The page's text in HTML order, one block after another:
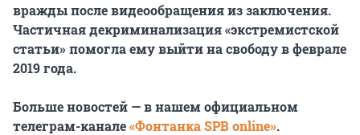
вражды после видеообращения из заключения.
Частичная декриминализация «экстремистской
статьи»помоглаему выйти на свободу в феврале
2019 года.
Больше новостей — в нашем официальном
телеграм-канале«Фонтанка SPB online».